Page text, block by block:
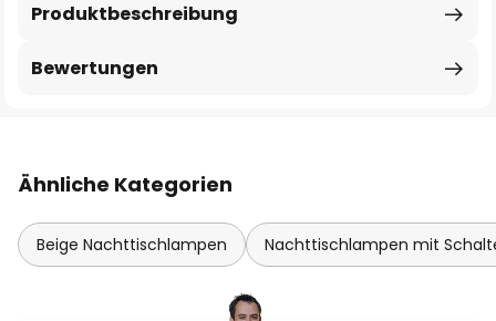
Produktbeschreibung
Bewertungen
Ähnliche Kategorien
Beige Nachttischlampen Nachttischlampen mit